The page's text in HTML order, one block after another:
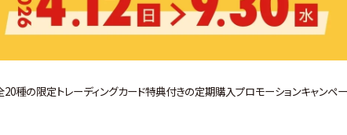
20種の限定トレーディングカード特典付きの定期購入プロモーションキャンペ